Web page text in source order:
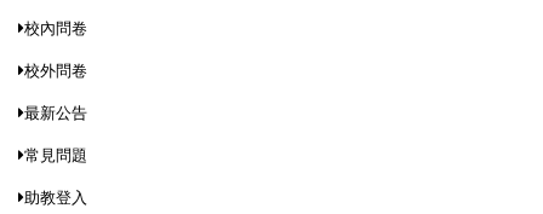
校內問卷
校外問卷
最新公告
常見問題
助教登入